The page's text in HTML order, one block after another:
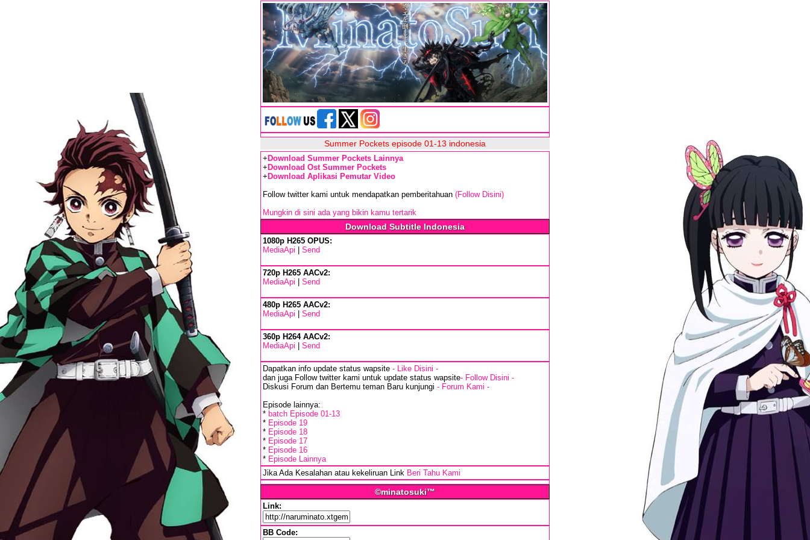
Summer Pockets episode 01-13 indonesia
+ Download Summer Pockets Lainnya
+ Download Ost Summer Pockets
+ Download Aplikasi Pemutar Video
Follow twitter kami untuk mendapatkan pemberitahuan (Follow Disini)
Mungkin di sini ada yang bikin kamu tertarik
Download Subtitle Indonesia
1080p H265 OPUS:
MediaApi
Send
720p H265 AACv2:
MediaApi
Send
480p H265 AACv2:
MediaApi
Send
360p H264 AACv2:
MediaApi
Send
Dapatkan info update status wapsite - Like Disini -
dan juga Follow twitter kami untuk update status wapsite- Follow Disini -
Diskusi Forum dan Bertemu teman Baru kunjungi - Forum Kami -
Episode lainnya:
* batch Episode 01-13
* Episode 19
* Episode 18
* Episode 17
* Episode 16
* Episode Lainnya
Jika Ada Kesalahan atau kekeliruan Link Beri Tahu Kami
©minatosuki™
Link:
BB Code: